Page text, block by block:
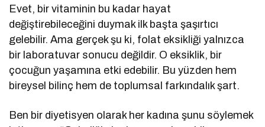
Evet, bir vitaminin bu kadar hayat
değiştirebileceğini duymak ilk başta şaşırtıcı
gelebilir. Ama gerçek şu ki, folat eksikliği yalnızca
bir laboratuvar sonucu değildir. O eksiklik, bir
çocuğun yaşamına etki edebilir. Bu yüzden hem
bireysel bilinç hem de toplumsal farkındalık şart.
Ben bir diyetisyen olarak her kadına şunu söylemek